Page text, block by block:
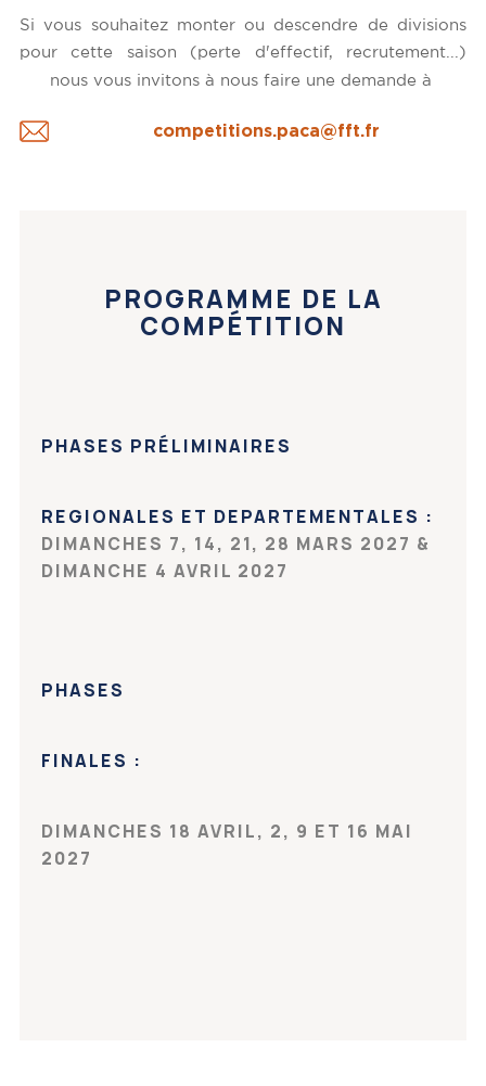
Si vous souhaitez monter ou descendre de divisions
pour cette saison (perte d'effectif, recrutement...)
nous vous invitons à nous faire une demande à
competitions.paca@fft.fr
PROGRAMME DE LA
COMPÉTITION
PHASES PRÉLIMINAIRES
REGIONALES ET DEPARTEMENTALES :
DIMANCHES 7, 14, 21, 28 MARS 2027 &
DIMANCHE 4 AVRIL 2027
PHASES
FINALES :
DIMANCHES 18 AVRIL, 2, 9 ET 16 MAI
2027